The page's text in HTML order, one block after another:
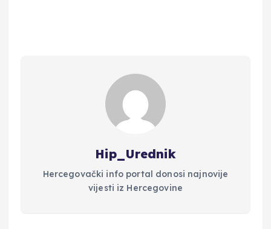
Hip_Urednik
Hercegovački info portal donosi najnovije
vijesti iz Hercegovine